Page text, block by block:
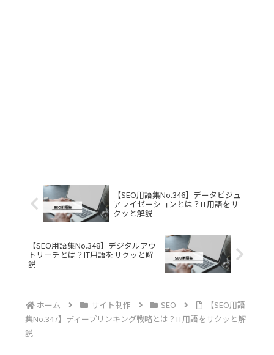
【SEO用語集No.346】データビジュ
アライゼーションとは？IT用語をサ
クッと解説
【SEO用語集No.348】デジタルアウ
トリーチとは？IT用語をサクッと解
説
ホーム サイト制作 SEO
【SEO用語
集No.347】ディープリンキング戦略とは？IT用語をサクッと解
説